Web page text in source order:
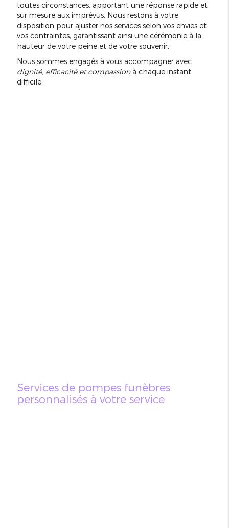
toutes circonstances, apportant une réponse rapide et
sur mesure aux imprévus. Nous restons à votre
disposition pour ajuster nos services selon vos envies et
vos contraintes, garantissant ainsi une cérémonie à la
hauteur de votre peine et de votre souvenir.
Nous sommes engagés à vous accompagner avec
dignité, efficacité et compassionà chaque instant
difficile.
Services de pompes funèbres
personnalisés à votre service